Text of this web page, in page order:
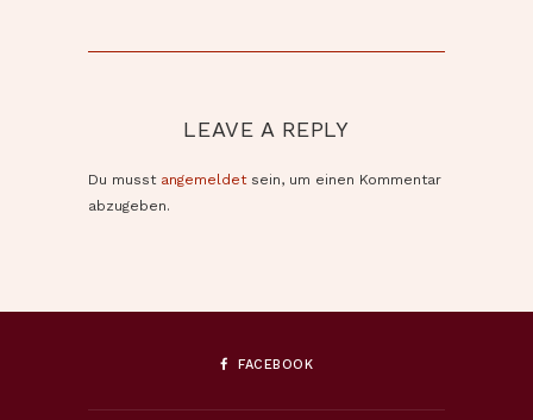
LEAVE A REPLY
Du musst angemeldetsein, um einen Kommentar
abzugeben.
FACEBOOK